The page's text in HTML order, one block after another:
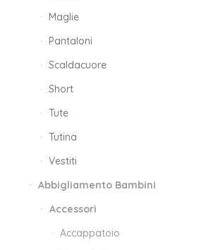
Maglie
Pantaloni
Scaldacuore
Short
Tute
Tutina
Vestiti
Abbigliamento Bambini
Accessori
Accappatoio